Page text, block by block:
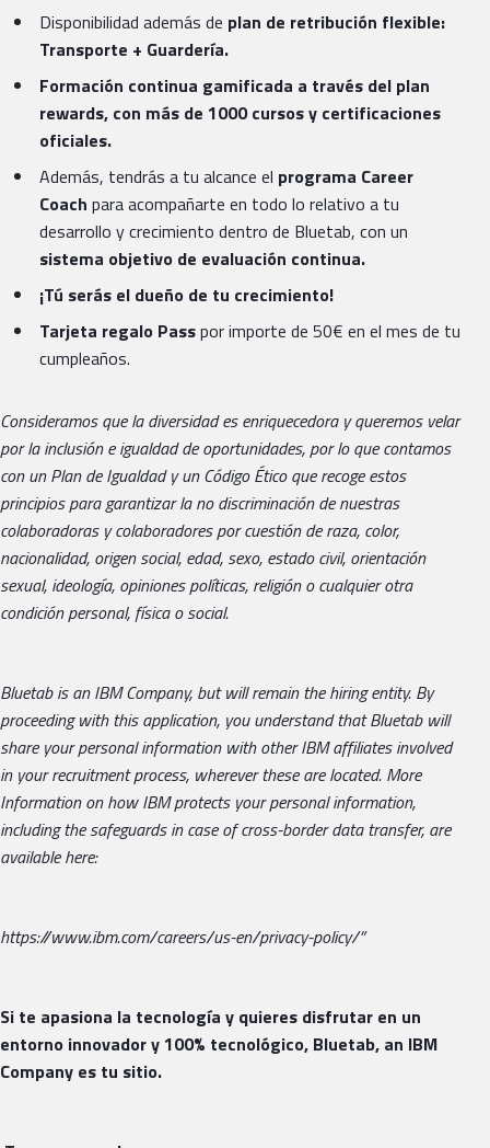
Disponibilidad además de plan de retribución flexible:
Transporte + Guardería.
Formación continua gamificada a través del plan
rewards, con más de 1000 cursos y certificaciones
oficiales.
Además, tendrás a tu alcance el programa Career
Coach para acompañarte en todo lo relativo a tu
desarrollo y crecimiento dentro de Bluetab, con un
sistema objetivo de evaluación continua.
¡Tú serás el dueño de tu crecimiento!
Tarjeta regalo Passpor importe de 50€ en el mes de tu
cumpleaños.
Consideramos que la diversidad es enriquecedora y queremos velar
por la inclusión e igualdad de oportunidades, por lo que contamos
con un Plan de Igualdad y un Código Ético que recoge estos
principios para garantizar la no discriminación de nuestras
colaboradoras y colaboradores por cuestión de raza, color,
nacionalidad, origen social, edad, sexo, estado civil, orientación
sexual, ideología, opiniones políticas, religión o cualquier otra
condición personal, física o social.
Bluetab is an IBM Company, but will remain the hiring entity. By
proceeding with this application, you understand that Bluetab will
share your personal information with other IBM affiliates involved
in your recruitment process, wherever these are located. More
Information on how IBM protects your personal information,
including the safeguards in case of cross-border data transfer, are
available here:
https://www.ibm.com/careers/us-en/privacy-policy/”
Si te apasiona la tecnología y quieres disfrutar en un
entorno innovador y 100% tecnológico, Bluetab, an IBM
Company es tu sitio.